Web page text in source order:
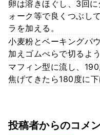
卵は溶きほぐし、3回
ォーク等で良くつぶし
ラを加える。
小麦粉とベーキングパ
加えゴムべらで切るよ
マフィン型に流し、
焦げてきたら180度に下
投稿者からのコメ